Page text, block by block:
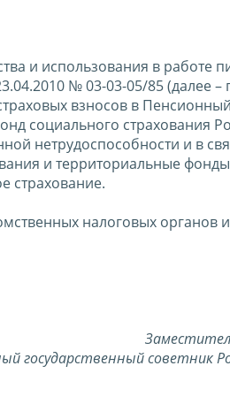
и использования в работе
№ 03-03-05/85 (далее
взносов в
социального страхования
нетрудоспособности и в
и территориальные
страхование.
налоговых органов
государственный советник